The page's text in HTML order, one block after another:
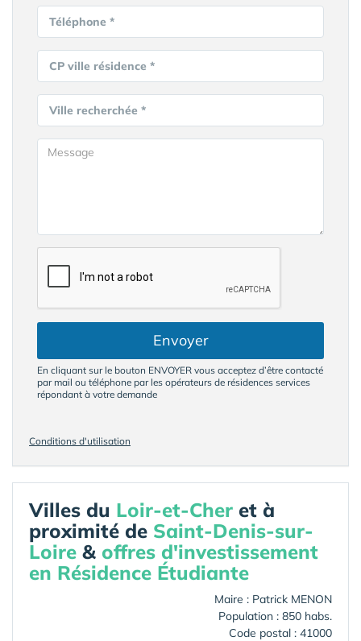
Téléphone *
CP ville résidence *
Ville recherchée *
Envoyer
En cliquant sur le bouton ENVOYER vous acceptez d’être contacté
par mail ou téléphone par les opérateurs de résidences services
répondant à votre demande
Conditions d'utilisation
Villes du Loir-et-Cher et à
proximité de Saint-Denis-sur-
Loire & offres d'investissement
en Résidence Étudiante
Maire : Patrick MENON
Population : 850 habs.
Code postal : 41000